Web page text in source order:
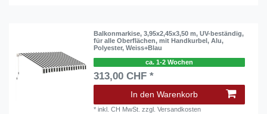
Balkonmarkise, 3,95x2,45x3,50 m, UV-beständig,
für alle Oberflächen, mit Handkurbel, Alu,
Polyester, Weiss+Blau
ca. 1-2 Wochen
313,00 CHF *
In den Warenkorb
*inkl. CH MwSt. zzgl.Versandkosten